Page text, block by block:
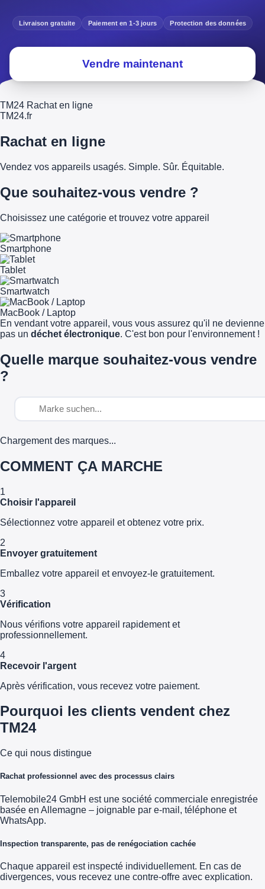
Livraison gratuite Paiement en 1-3 jours Protection des données
Vendre maintenant
TM24 Rachat en ligne
TM24.fr
Rachat en ligne
Vendez vos appareils usagés. Simple. Sûr. Équitable.
Que souhaitez-vous vendre ?
Choisissez une catégorie et trouvez votre appareil
Smartphone
Tablet
Smartwatch
MacBook / Laptop
En vendant votre appareil, vous vous assurez qu'il ne devienne
pas un déchet électronique. C'est bon pour l'environnement !
Quelle marque souhaitez-vous vendre
?
Chargement des marques...
COMMENT ÇA MARCHE
1
Choisir l'appareil
Sélectionnez votre appareil et obtenez votre prix.
2
Envoyer gratuitement
Emballez votre appareil et envoyez-le gratuitement.
3
Vérification
Nous vérifions votre appareil rapidement et
professionnellement.
4
Recevoir l'argent
Après vérification, vous recevez votre paiement.
Pourquoi les clients vendent chez
TM24
Ce qui nous distingue
Rachat professionnel avec des processus clairs
Telemobile24 GmbH est une société commerciale enregistrée
basée en Allemagne – joignable par e-mail, téléphone et
WhatsApp.
Inspection transparente, pas de renégociation cachée
Chaque appareil est inspecté individuellement. En cas de
divergences, vous recevez une contre-offre avec explication.